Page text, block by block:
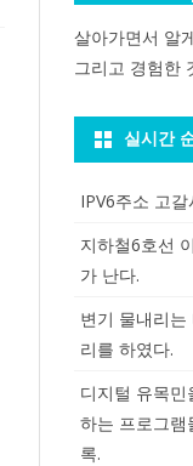
살아가면서 알
그리고 경험한
실시간
IPV6주소 고갈
지하철6호선
가 난다.
변기 물내리
리를 하였다.
디지털 유목
하는 프로그램
록.